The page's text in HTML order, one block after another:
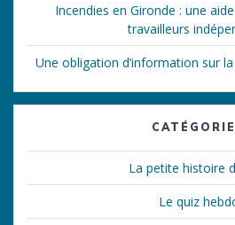
Incendies en Gironde : une
travailleurs
Une obligation d’information sur
La petite histoire
Le quiz